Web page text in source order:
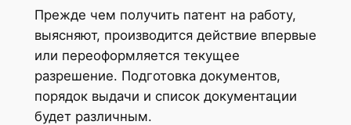
Прежде чем получить патент на работу,
выясняют, производится действие впервые
или переоформляется текущее
разрешение. Подготовка документов,
порядок выдачи и список документации
будет различным.